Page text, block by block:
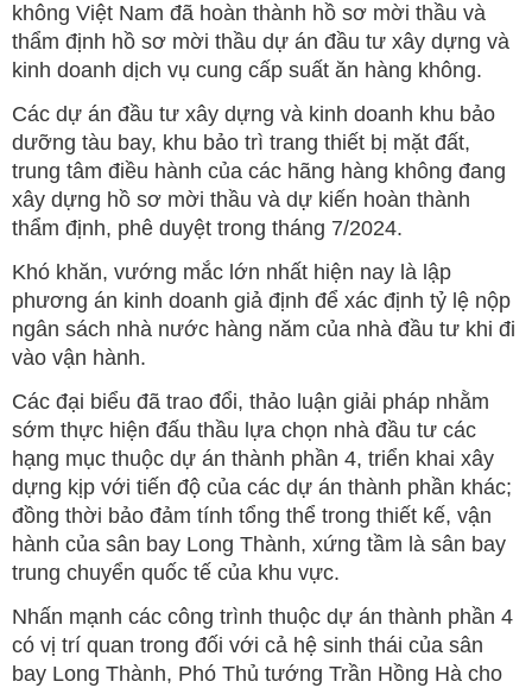
không Việt Nam đã hoàn thành hồ sơ mời thầu và
thẩm định hồ sơ mời thầu dự án đầu tư xây dựng và
kinh doanh dịch vụ cung cấp suất ăn hàng không.
Các dự án đầu tư xây dựng và kinh doanh khu bảo
dưỡng tàu bay, khu bảo trì trang thiết bị mặt đất,
trung tâm điều hành của các hãng hàng không đang
xây dựng hồ sơ mời thầu và dự kiến hoàn thành
thẩm định, phê duyệt trong tháng 7/2024.
Khó khăn, vướng mắc lớn nhất hiện nay là lập
phương án kinh doanh giả định để xác định tỷ lệ nộp
ngân sách nhà nước hàng năm của nhà đầu tư khi đi
vào vận hành.
Các đại biểu đã trao đổi, thảo luận giải pháp nhằm
sớm thực hiện đấu thầu lựa chọn nhà đầu tư các
hạng mục thuộc dự án thành phần 4, triển khai xây
dựng kịp với tiến độ của các dự án thành phần khác;
đồng thời bảo đảm tính tổng thể trong thiết kế, vận
hành của sân bay Long Thành, xứng tầm là sân bay
trung chuyển quốc tế của khu vực.
Nhấn mạnh các công trình thuộc dự án thành phần 4
có vị trí quan trong đối với cả hệ sinh thái của sân
bay Long Thành, Phó Thủ tướng Trần Hồng Hà cho